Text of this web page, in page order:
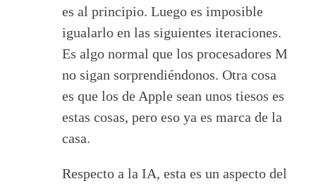
es al principio. Luego es imposible
igualarlo en las siguientes iteraciones.
Es algo normal que los procesadores M
no sigan sorprendiéndonos. Otra cosa
es que los de Apple sean unos tiesos es
estas cosas, pero eso ya es marca de la
casa.
Respecto a la IA, esta es un aspecto del